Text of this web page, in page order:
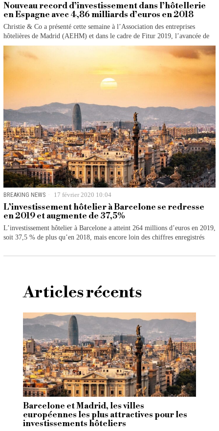
Nouveau record d’investissement dans l’hôtellerie
en Espagne avec 4,86 milliards d’euros en 2018
Christie & Co a présenté cette semaine à l’Association des entreprises
hôtelières de Madrid (AEHM) et dans le cadre de Fitur 2019, l’avancée de
BREAKING NEWS 17 février 2020 10:04
L’investissement hôtelier à Barcelone se redresse
en 2019 et augmente de 37,5%
L’investissement hôtelier à Barcelone a atteint 264 millions d’euros en 2019,
soit 37,5 % de plus qu’en 2018, mais encore loin des chiffres enregistrés
Articles récents
Barcelone et Madrid, les villes
européennes les plus attractives pour les
investissements hôteliers